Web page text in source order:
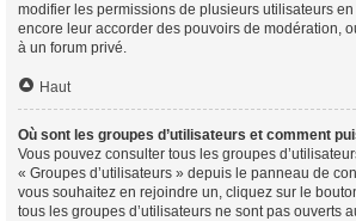
modifier les permissions de plusieurs utilisateurs
encore leur accorder des pouvoirs de modération,
à un forum privé.
Haut
Où sont les groupes d’utilisateurs et comment
Vous pouvez consulter tous les groupes
« Groupes d’utilisateurs » depuis le panneau de
vous souhaitez en rejoindre un, cliquez sur le
tous les groupes d’utilisateurs ne sont pas ouverts